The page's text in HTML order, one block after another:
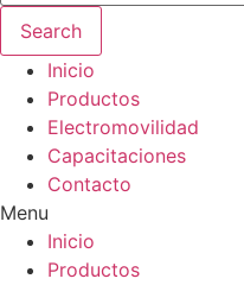
Search
Inicio
Productos
Electromovilidad
Capacitaciones
Contacto
Menu
Inicio
Productos